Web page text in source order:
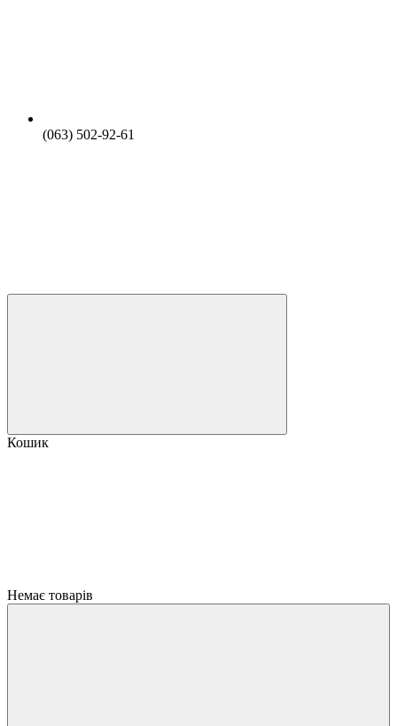
(063) 502-92-61
Кошик
Немає товарів